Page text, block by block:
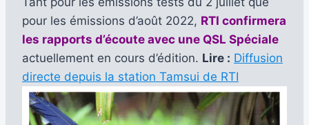
pour les émissions d’août 2022, RTI confirmera
les rapports d’écoute avec une QSL Spéciale
actuellement en cours d’édition. Lire : Diffusion
directe depuis la station Tamsui de RTI